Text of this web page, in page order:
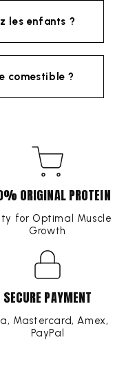
les enfants ?
comestible ?
ORIGINAL PROTEIN
for Optimal Muscle
Growth
SECURE PAYMENT
Mastercard, Amex,
PayPal